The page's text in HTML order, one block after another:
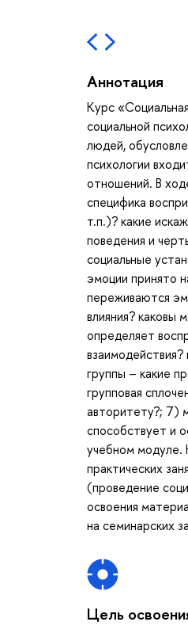
Аннотация
Курс
социальной
людей,
психологии
отношений. В
специфика
т.п.)? какие
поведения и
социальные
эмоции принято
переживаются
влияния? каковы
определяет
группы – какие
групповая
авторитету?; 7)
способствует и
учебном модуле.
практических
(проведение
освоения
на семинарских
Цель